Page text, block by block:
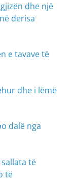
dhe një
derisa
e tavave të
dhe i lëmë
dalë nga
të
të